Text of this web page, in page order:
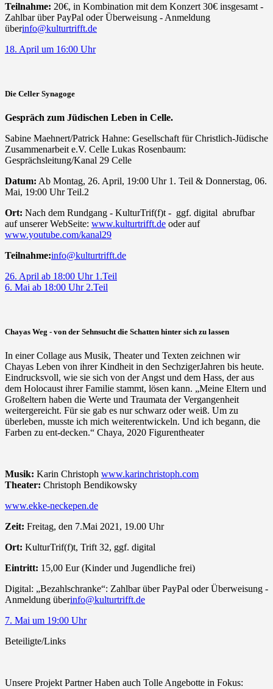
Teilnahme: 20€, in Kombination mit dem Konzert 30€ insgesamt -
Zahlbar über PayPal oder Überweisung - Anmeldung
überinfo@kulturtrifft.de
18. April um 16:00 Uhr
Die Celler Synagoge
Gespräch zum Jüdischen Leben in Celle.
Sabine Maehnert/Patrick Hahne: Gesellschaft für Christlich-Jüdische
Zusammenarbeit e.V. Celle Lukas Rosenbaum:
Gesprächsleitung/Kanal 29 Celle
Datum: Ab Montag, 26. April, 19:00 Uhr 1. Teil & Donnerstag, 06.
Mai, 19:00 Uhr Teil.2
Ort: Nach dem Rundgang - KulturTrif(f)t - ggf. digital abrufbar
auf unserer WebSeite: www.kulturtrifft.de oder auf
www.youtube.com/kanal29
Teilnahme:info@kulturtrifft.de
26. April ab 18:00 Uhr 1.Teil
6. Mai ab 18:00 Uhr 2.Teil
Chayas Weg - von der Sehnsucht die Schatten hinter sich zu lassen
In einer Collage aus Musik, Theater und Texten zeichnen wir
Chayas Leben von ihrer Kindheit in den SechzigerJahren bis heute.
Eindrucksvoll, wie sie sich von der Angst und dem Hass, der aus
dem Holocaust ihrer Familie stammt, lösen kann. „Meine Eltern und
Großeltern haben die Werte und Traumata der Vergangenheit
weitergereicht. Für sie gab es nur schwarz oder weiß. Um zu
überleben, musste ich mich weiterentwickeln. Und ich begann, die
Farben zu ent-decken.“ Chaya, 2020 Figurentheater
Musik: Karin Christoph www.karinchristoph.com
Theater: Christoph Bendikowsky
www.ekke-neckepen.de
Zeit: Freitag, den 7.Mai 2021, 19.00 Uhr
Ort: KulturTrif(f)t, Trift 32, ggf. digital
Eintritt: 15,00 Eur (Kinder und Jugendliche frei)
Digital: „Bezahlschranke“: Zahlbar über PayPal oder Überweisung -
Anmeldung überinfo@kulturtrifft.de
7. Mai um 19:00 Uhr
Beteiligte/Links
Unsere Projekt Partner Haben auch Tolle Angebotte in Fokus: